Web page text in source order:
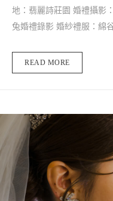
地：翡麗詩莊園 婚禮攝影
兔婚禮錄影 婚紗禮服：綿
READ MORE